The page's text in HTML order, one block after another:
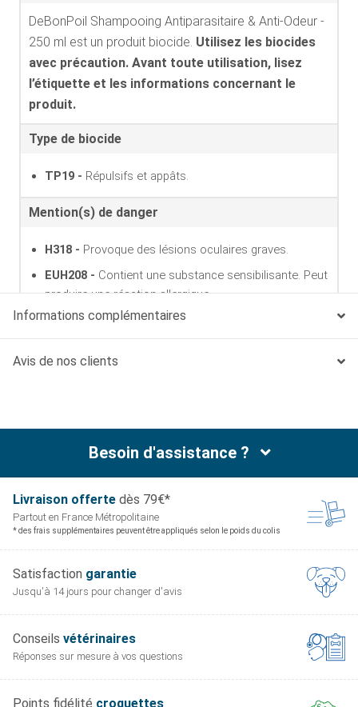
DeBonPoil Shampooing Antiparasitaire & Anti-Odeur -
250 ml est un produit biocide. Utilisez les biocides
avec précaution. Avant toute utilisation, lisez
l’étiquette et les informations concernant le
produit.
Type de biocide
TP19 - Répulsifs et appâts.
Mention(s) de danger
H318 - Provoque des lésions oculaires graves.
EUH208 - Contient une substance sensibilisante. Peut
produire une réaction allergique.
Informations complémentaires
Avis de nos clients
Besoin d'assistance ?
Livraison offerte dès 79€*
Partout en France Métropolitaine
* des frais supplémentaires peuvent être appliqués selon le poids du colis
Satisfaction garantie
Jusqu'à 14 jours pour changer d'avis
Conseils vétérinaires
Réponses sur mesure à vos questions
Points fidélité croquettes